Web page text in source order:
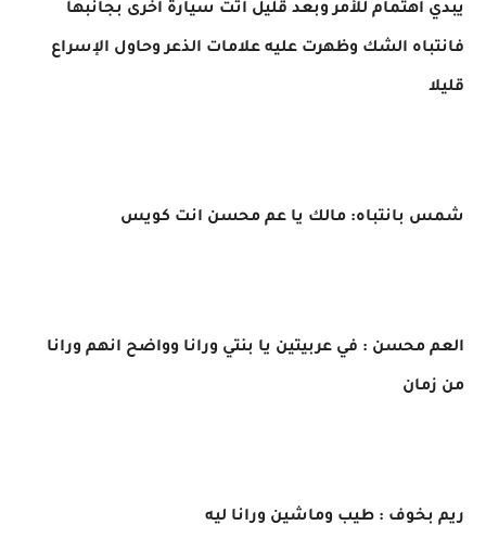
يبدي اهتمام للأمر وبعد قليل اتت سيارة أخرى بجانبها
فانتباه الشك وظهرت عليه علامات الذعر وحاول الإسراع
قليلا
شمس بانتباه: مالك يا عم محسن انت كويس
العم محسن : في عربيتين يا بنتي ورانا وواضح انهم ورانا
من زمان
ريم بخوف : طيب وماشين ورانا ليه